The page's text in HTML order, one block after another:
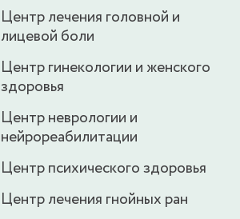
Центр лечения головной и
лицевой боли
Центр гинекологии и женского
здоровья
Центр неврологии и
нейрореабилитации
Центр психического здоровья
Центр лечения гнойных ран